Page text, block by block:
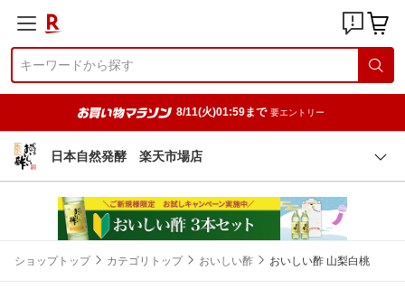
8/11(火)01:59まで 要エントリー
日本自然発酵 楽天市場店
ショップトップ カテゴリトップ おいしい酢 おいしい酢 山梨白桃